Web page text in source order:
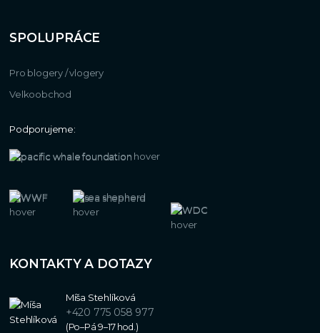
SPOLUPRÁCE
Pro blogery / vlogery
Velkoobchod
Podporujeme:
KONTAKTY A DOTAZY
Míša Stehlíková
+420 775 058 977
(Po–Pá 9–17 hod.)